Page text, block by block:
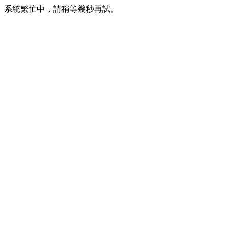
系統繁忙中，請稍等幾秒再試。